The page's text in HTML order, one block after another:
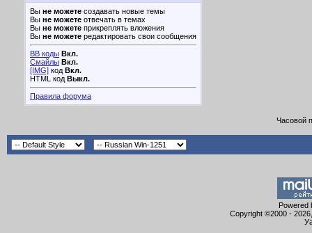
Вы не можете создавать новые темы
Вы не можете отвечать в темах
Вы не можете прикреплять вложения
Вы не можете редактировать свои сообщения
BB коды Вкл.
Смайлы Вкл.
[IMG] код Вкл.
HTML код Выкл.
Правила форума
Часовой
Powered
Copyright ©2000 -